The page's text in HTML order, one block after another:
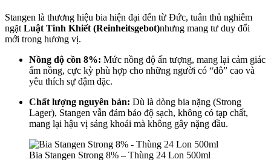
Stangen là thương hiệu bia hiện đại đến từ Đức, tuân thủ nghiêm
ngặt Luật Tinh Khiết (Reinheitsgebot)nhưng mang tư duy đổi
mới trong hương vị.
Nồng độ cồn 8%: Mức nồng độ ấn tượng, mang lại cảm giác
ấm nồng, cực kỳ phù hợp cho những người có “đô” cao và
yêu thích sự đậm đặc.
Chất lượng nguyên bản: Dù là dòng bia nặng (Strong
Lager), Stangen vẫn đảm bảo độ sạch, không có tạp chất,
mang lại hậu vị sảng khoái mà không gây nặng đầu.
Bia Stangen Strong 8% – Thùng 24 Lon 500ml